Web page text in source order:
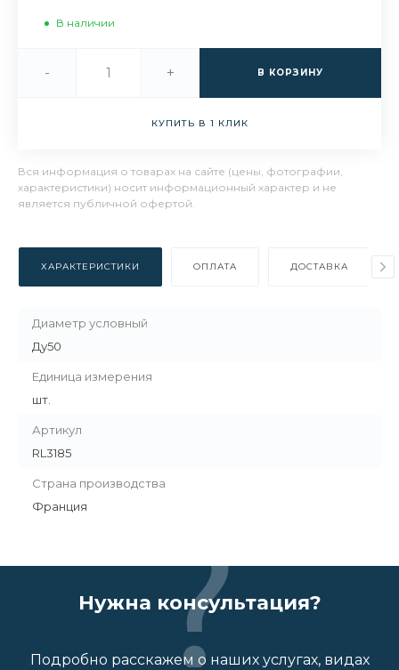
В наличии
- + В КОРЗИНУ
КУПИТЬ В 1 КЛИК
Вся информация о товарах на сайте (цены, фотографии,
характеристики) носит информационный характер и не
является публичной офертой.
ХАРАКТЕРИСТИКИ ОПЛАТА ДОСТАВКА
Диаметр условный
Ду50
Единица измерения
шт.
Артикул
RL3185
Страна производства
Франция
Нужна консультация?
Подробно расскажем о наших услугах, видах